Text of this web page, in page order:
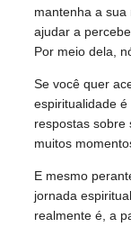
mantenha a
ajudar a
Por meio dela,
Se você quer
espiritualidade
respostas sobre
muitos
E mesmo
jornada
realmente é, a